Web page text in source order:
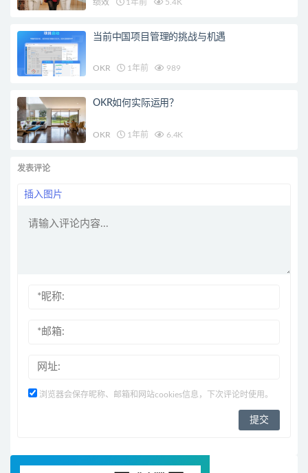
绩效 1年前 5.4K
当前中国项目管理的挑战与机遇
OKR 1年前 989
OKR如何实际运用？
OKR 1年前 6.4K
发表评论
插入图片
浏览器会保存昵称、邮箱和网站cookies信息，下次评论时使用。